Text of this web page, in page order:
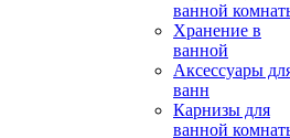
ванной
Хранение в
ванной
Аксессуары
ванн
Карнизы для
ванной